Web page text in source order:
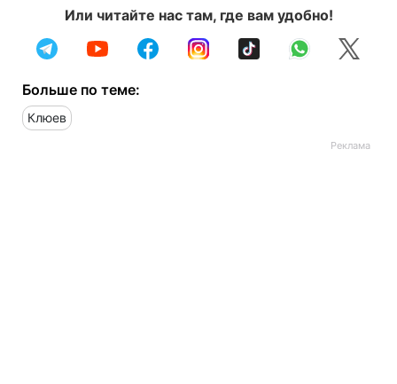
Или читайте нас там, где вам удобно!
Больше по теме:
Клюев